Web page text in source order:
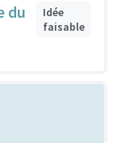
du
Idée
faisable